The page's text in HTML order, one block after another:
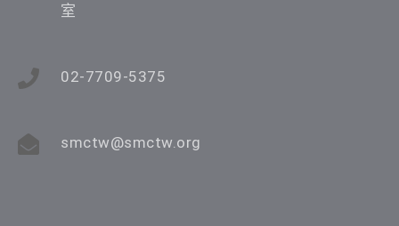
室
02-7709-5375
smctw@smctw.org